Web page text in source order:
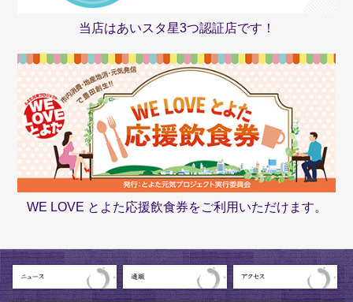
当店はあいスタ星3つ認証店です！
WE LOVE とよた応援飲食券をご利用いただけます。